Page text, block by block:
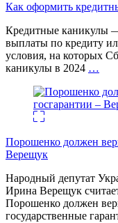
Как оформить
Кредитные каникулы
выплаты по кредиту
условия, на которых
каникулы в 2024 …
Порошенко должен
Верещук
Народный депутат
Ирина Верещук
Порошенко должен
государственные